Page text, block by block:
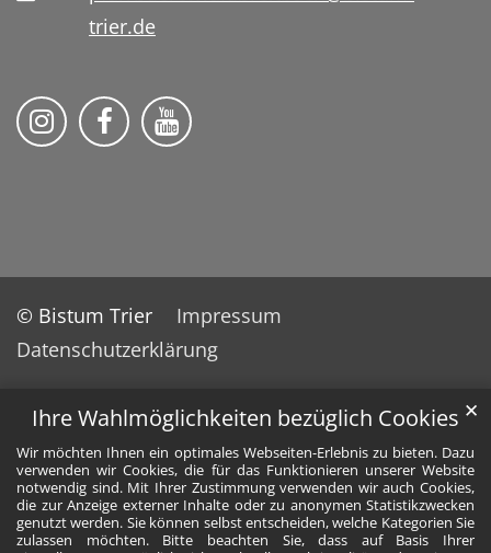
Ihre Wahlmöglichkeiten bezüglich Cookies
Wir möchten Ihnen ein optimales Webseiten-Erlebnis zu bieten. Dazu
verwenden wir Cookies, die für das Funktionieren unserer Website
notwendig sind. Mit Ihrer Zustimmung verwenden wir auch Cookies,
die zur Anzeige externer Inhalte oder zu anonymen Statistikzwecken
genutzt werden. Sie können selbst entscheiden, welche Kategorien Sie
zulassen möchten. Bitte beachten Sie, dass auf Basis Ihrer
✕
trier.de
Folge uns auf Instragram
Folge uns auf Facebook
Folge uns auf YouTube
© Bistum Trier
Impressum
Datenschutzerklärung